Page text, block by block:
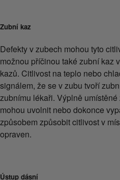
Zubní kaz
Defekty v zubech mohou tyto
možnou příčinou také zubní kaz
kazů. Citlivost na teplo nebo
signálem, že se v zubu tvoří
zubnímu lékaři. Výplně
mohou uvolnit nebo dokonce
způsobem způsobit citlivost v
opraven.
Ústup dásní